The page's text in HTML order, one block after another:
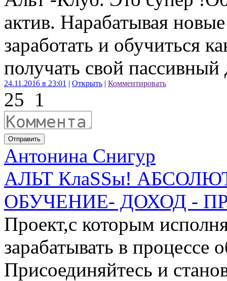
актив. Нарабатывая
заработать и обучиться
получать свой
24.11.2016 в 23:01 | Открыть | Комментировать
25 1
Отправить
Антонина Снигур
АЛЬТ КлаSSы!
ОБУЧЕНИЕ- ДОХОД -
Проект,с которым
зарабатывать в процессе
Присоединяйтесь и